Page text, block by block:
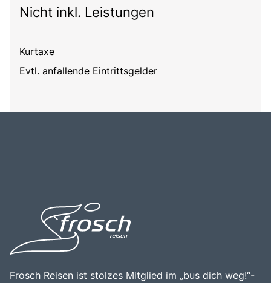
Nicht inkl. Leistungen
Kurtaxe
Evtl. anfallende Eintrittsgelder
Frosch Reisen ist stolzes Mitglied im „bus dich weg!“-